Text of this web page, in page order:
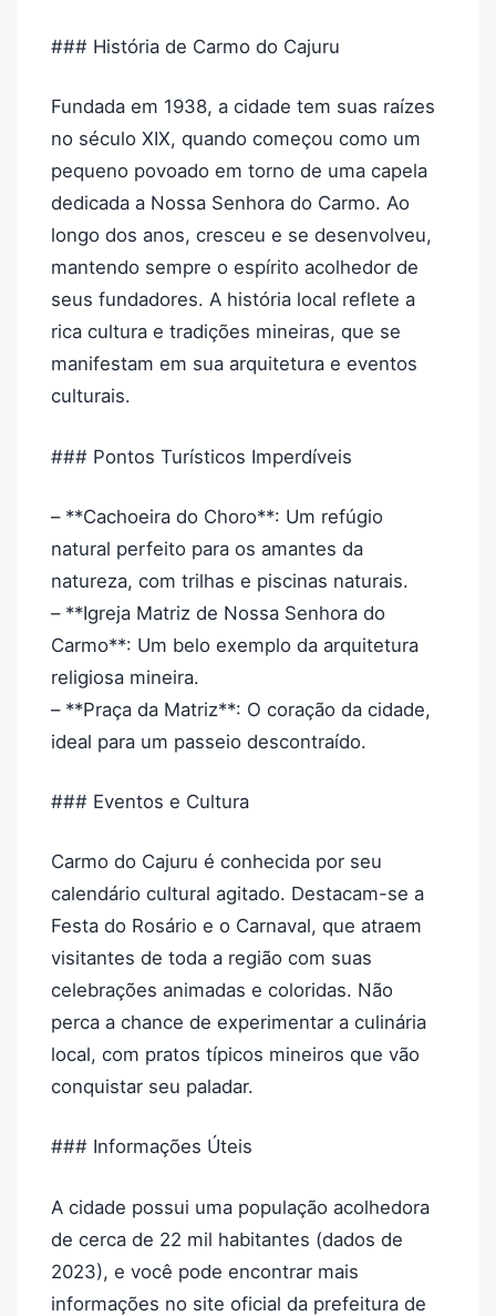
### História de Carmo do Cajuru
Fundada em 1938, a cidade tem suas raízes
no século XIX, quando começou como um
pequeno povoado em torno de uma capela
dedicada a Nossa Senhora do Carmo. Ao
longo dos anos, cresceu e se desenvolveu,
mantendo sempre o espírito acolhedor de
seus fundadores. A história local reflete a
rica cultura e tradições mineiras, que se
manifestam em sua arquitetura e eventos
culturais.
### Pontos Turísticos Imperdíveis
– **Cachoeira do Choro**: Um refúgio
natural perfeito para os amantes da
natureza, com trilhas e piscinas naturais.
– **Igreja Matriz de Nossa Senhora do
Carmo**: Um belo exemplo da arquitetura
religiosa mineira.
– **Praça da Matriz**: O coração da cidade,
ideal para um passeio descontraído.
### Eventos e Cultura
Carmo do Cajuru é conhecida por seu
calendário cultural agitado. Destacam-se a
Festa do Rosário e o Carnaval, que atraem
visitantes de toda a região com suas
celebrações animadas e coloridas. Não
perca a chance de experimentar a culinária
local, com pratos típicos mineiros que vão
conquistar seu paladar.
### Informações Úteis
A cidade possui uma população acolhedora
de cerca de 22 mil habitantes (dados de
2023), e você pode encontrar mais
informações no site oficial da prefeitura de